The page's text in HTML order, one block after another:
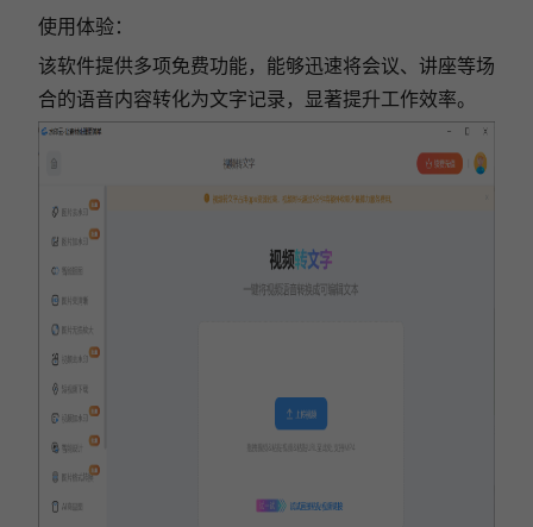
使用体验：
该软件提供多项免费功能，能够迅速将会议、讲座等场
合的语音内容转化为文字记录，显著提升工作效率。